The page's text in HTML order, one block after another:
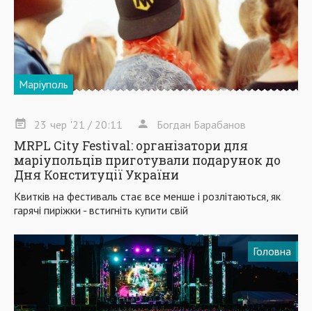
Маріуполь
23 чер '21 / 20:11 Богдан Барабанов
MRPL City Festival: організатори для
маріупольців приготували подарунок до
Дня Конституції України
Квитків на фестиваль стає все менше і розлітаються, як
гарячі пиріжки - встигніть купити свій
Головна